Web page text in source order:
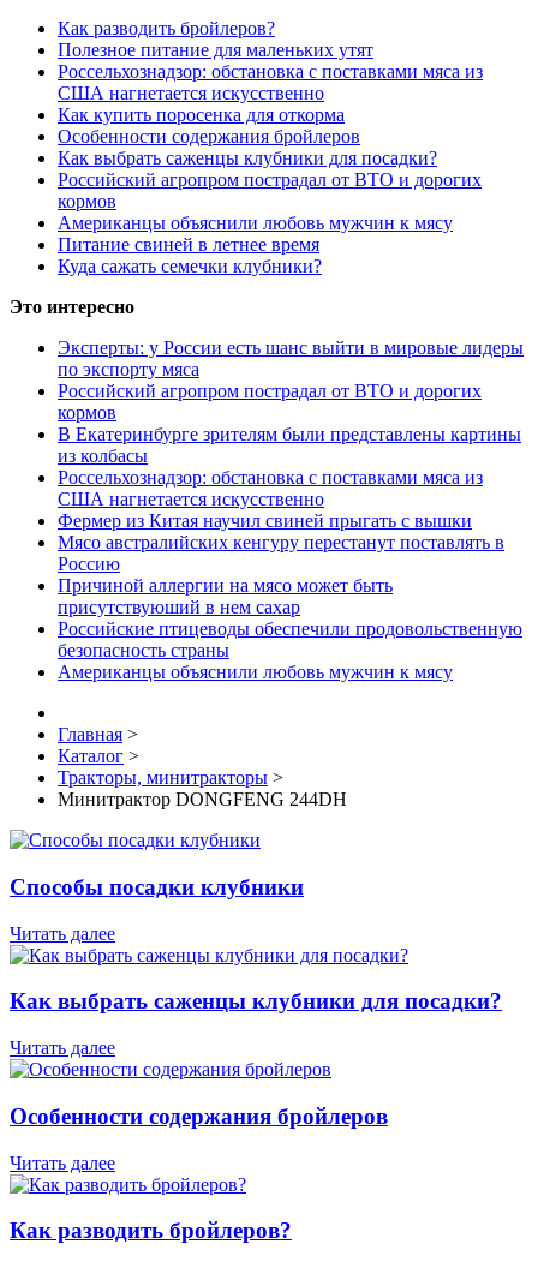
Как разводить бройлеров?
Полезное питание для маленьких утят
Россельхознадзор: обстановка с поставками мяса из
США нагнетается искусственно
Как купить поросенка для откорма
Особенности содержания бройлеров
Как выбрать саженцы клубники для посадки?
Российский агропром пострадал от ВТО и дорогих
кормов
Американцы объяснили любовь мужчин к мясу
Питание свиней в летнее время
Куда сажать семечки клубники?
Это интересно
Эксперты: у России есть шанс выйти в мировые лидеры
по экспорту мяса
Российский агропром пострадал от ВТО и дорогих
кормов
В Екатеринбурге зрителям были представлены картины
из колбасы
Россельхознадзор: обстановка с поставками мяса из
США нагнетается искусственно
Фермер из Китая научил свиней прыгать с вышки
Мясо австралийских кенгуру перестанут поставлять в
Россию
Причиной аллергии на мясо может быть
присутствуюший в нем сахар
Российские птицеводы обеспечили продовольственную
безопасность страны
Американцы объяснили любовь мужчин к мясу
Главная >
Каталог >
Тракторы, минитракторы >
Минитрактор DONGFENG 244DН
Способы посадки клубники
Читать далее
Как выбрать саженцы клубники для посадки?
Читать далее
Особенности содержания бройлеров
Читать далее
Как разводить бройлеров?